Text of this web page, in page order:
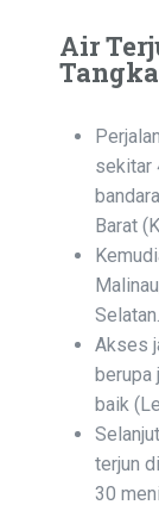
Air
sekitar
Barat
Selatan.
Akses
berupa
baik
terjun
30